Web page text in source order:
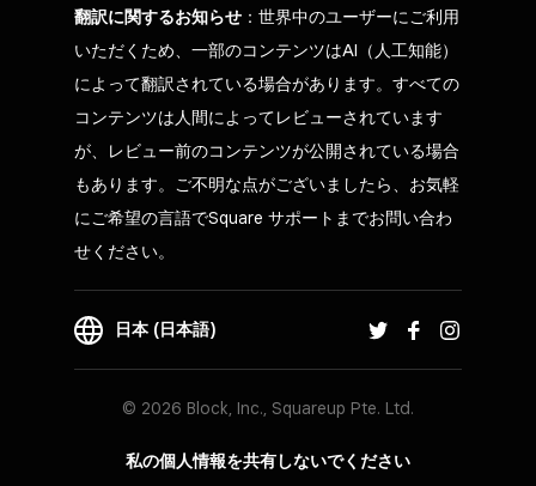
翻訳に関するお知らせ ：世界中のユーザーにご利用
いただくため、一部のコンテンツはAI（人工知能）
によって翻訳されている場合があります。すべての
コンテンツは人間によってレビューされています
が、レビュー前のコンテンツが公開されている場合
もあります。ご不明な点がございましたら、お気軽
にご希望の言語でSquare サポートまでお問い合わ
せください。
日本 (日本語)
© 2026 Block, Inc., Squareup Pte. Ltd.
私の個人情報を共有しないでください